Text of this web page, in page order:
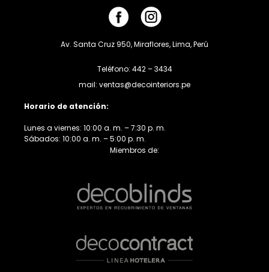
Av. Santa Cruz 950, Miraflores, Lima, Perú
Teléfono: 442 – 3434
mail: ventas@decointeriors.pe
Horario de atención:
Lunes a viernes: 10:00 a. m. – 7:30 p. m.
Sábados: 10:00 a. m. – 5:00 p. m.
Miembros de: